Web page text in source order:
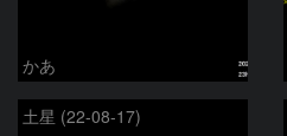
かあ
土星 (22-08-17)